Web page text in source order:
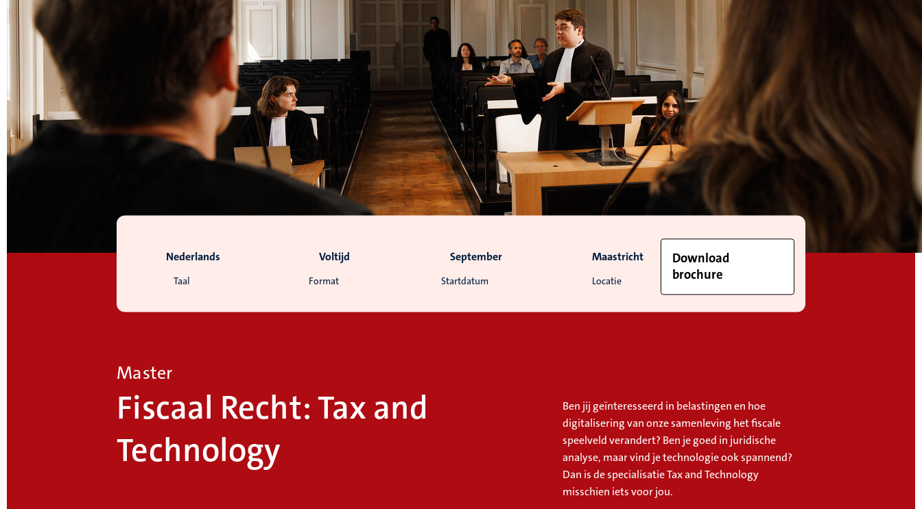
Taal
Nederlands
Format
Voltijd
Startdatum
September
Locatie
Maastricht
Download
brochure
Master
Fiscaal Recht: Tax and
Technology
Ben jij geïnteresseerd in belastingen en hoe
digitalisering van onze samenleving het fiscale
speelveld verandert? Ben je goed in juridische
analyse, maar vind je technologie ook spannend?
Dan is de specialisatie Tax and Technology
misschien iets voor jou.